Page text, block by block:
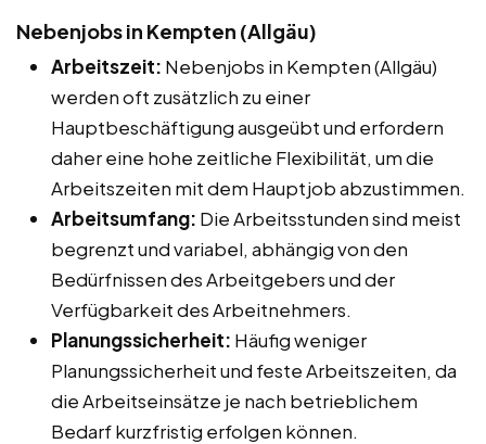
Nebenjobs in Kempten (Allgäu)
Arbeitszeit: Nebenjobs in Kempten (Allgäu)
werden oft zusätzlich zu einer
Hauptbeschäftigung ausgeübt und erfordern
daher eine hohe zeitliche Flexibilität, um die
Arbeitszeiten mit dem Hauptjob abzustimmen.
Arbeitsumfang: Die Arbeitsstunden sind meist
begrenzt und variabel, abhängig von den
Bedürfnissen des Arbeitgebers und der
Verfügbarkeit des Arbeitnehmers.
Planungssicherheit: Häufig weniger
Planungssicherheit und feste Arbeitszeiten, da
die Arbeitseinsätze je nach betrieblichem
Bedarf kurzfristig erfolgen können.